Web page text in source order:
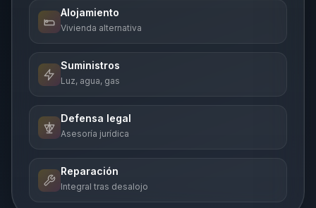
Alojamiento
Vivienda alternativa
Suministros
Luz, agua, gas
Defensa legal
Asesoría jurídica
Reparación
Integral tras desalojo